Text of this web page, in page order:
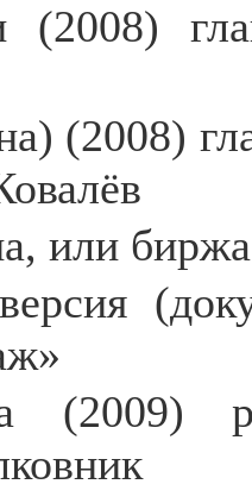
(2008)
или